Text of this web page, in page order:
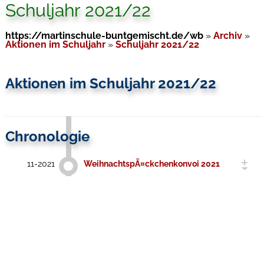
Schuljahr 2021/22
https://martinschule-buntgemischt.de/wb» Archiv»
Aktionen im Schuljahr» Schuljahr 2021/22
Aktionen im Schuljahr 2021/22
Chronologie
11-2021 WeihnachtspÃ¤ckchenkonvoi 2021